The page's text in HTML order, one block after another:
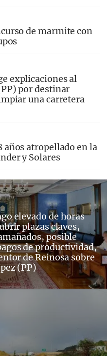
de marmite con
explicaciones al
por destinar
una carretera
años atropellado en la
y Solares
elevado de horas
plazas claves,
posible
de productividad,
de Reinosa sobre
(PP)